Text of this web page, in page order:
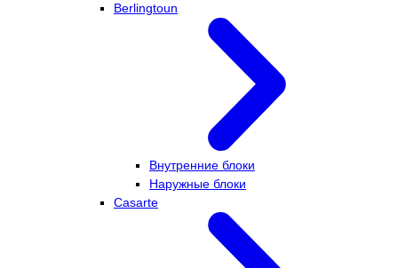
Berlingtoun
Внутренние блоки
Наружные блоки
Casarte